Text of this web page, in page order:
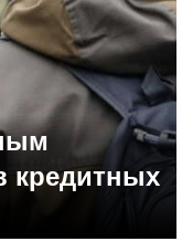
кредитных